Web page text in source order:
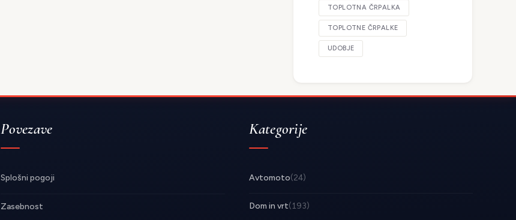
TOPLOTNA ČRPALKA
TOPLOTNE ČRPALKE
UDOBJE
Povezave
Splošni pogoji
Zasebnost
Kategorije
Avtomoto(24)
Dom in vrt(193)